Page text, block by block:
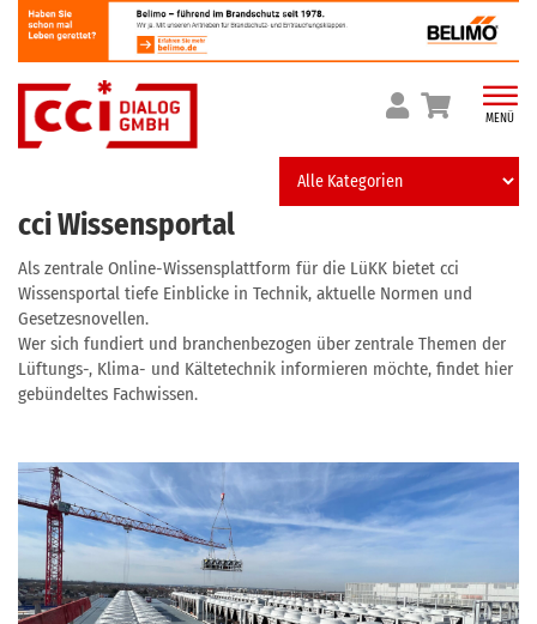
Skip
to
content
MENÜ
cci Wissensportal
Als zentrale Online-Wissensplattform für die LüKK bietet cci
Wissensportal tiefe Einblicke in Technik, aktuelle Normen und
Gesetzesnovellen.
Wer sich fundiert und branchenbezogen über zentrale Themen der
Lüftungs-, Klima- und Kältetechnik informieren möchte, findet hier
gebündeltes Fachwissen.